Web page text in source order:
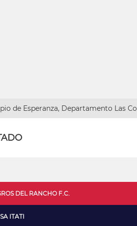
de Esperanza, Departamento Las
DEL RANCHO F.C.
ITATI